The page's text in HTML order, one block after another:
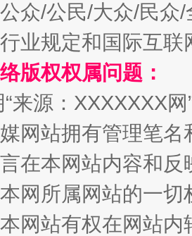
在茂县开幕 规模
众/公民/大众/民
业规定和国际互
版权权属问题：
来源：XXXXXXX
网站拥有管理笔
言在本网站内容和
网所属网站的一
网站有权在网站